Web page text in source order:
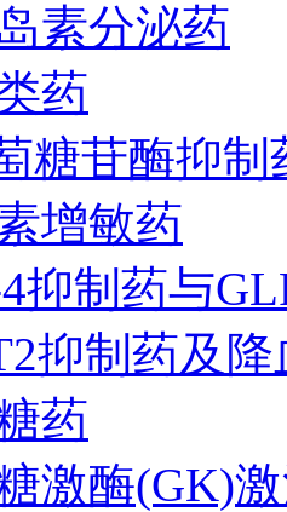
素分泌药
药
糖苷酶抑制
增敏药
抑制药与
抑制药及
药
激酶(GK)